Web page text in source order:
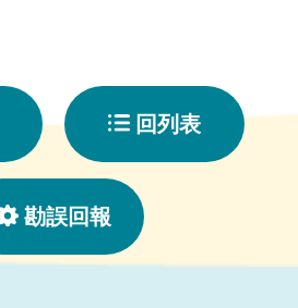
回列表
勘誤回報